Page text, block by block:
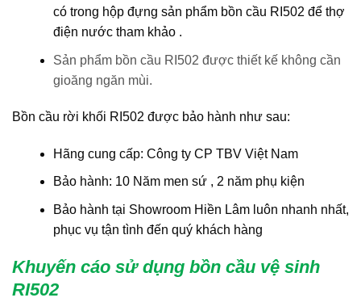
có trong hộp đựng sản phẩm bồn cầu RI502 để thợ
điện nước tham khảo .
Sản phẩm bồn cầu RI502 được thiết kế không cần
gioăng ngăn mùi.
Bồn cầu rời khối RI502 được bảo hành như sau:
Hãng cung cấp: Công ty CP TBV Việt Nam
Bảo hành: 10 Năm men sứ , 2 năm phụ kiện
Bảo hành tại Showroom Hiền Lâm luôn nhanh nhất,
phục vụ tận tình đến quý khách hàng
Khuyến cáo sử dụng bồn cầu vệ sinh
RI502